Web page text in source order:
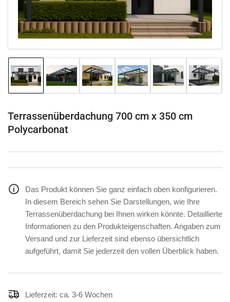
öffnen
Bild
in
Galerieansicht
Bild
in
Galerieansicht
Bild
in
Galerieansicht
Bild
in
Galerieansicht
Bild
in
Galerieansicht
Bild
in
Terrassenüberdachung 700 cm x 350 cm
Polycarbonat
Das Produkt können Sie ganz einfach oben konfigurieren.
In diesem Bereich sehen Sie Darstellungen, wie Ihre
Terrassenüberdachung bei Ihnen wirken könnte. Detaillierte
Informationen zu den Produkteigenschaften. Angaben zum
Versand und zur Lieferzeit sind ebenso übersichtlich
aufgeführt, damit Sie jederzeit den vollen Überblick haben.
Lieferzeit: ca. 3-6 Wochen